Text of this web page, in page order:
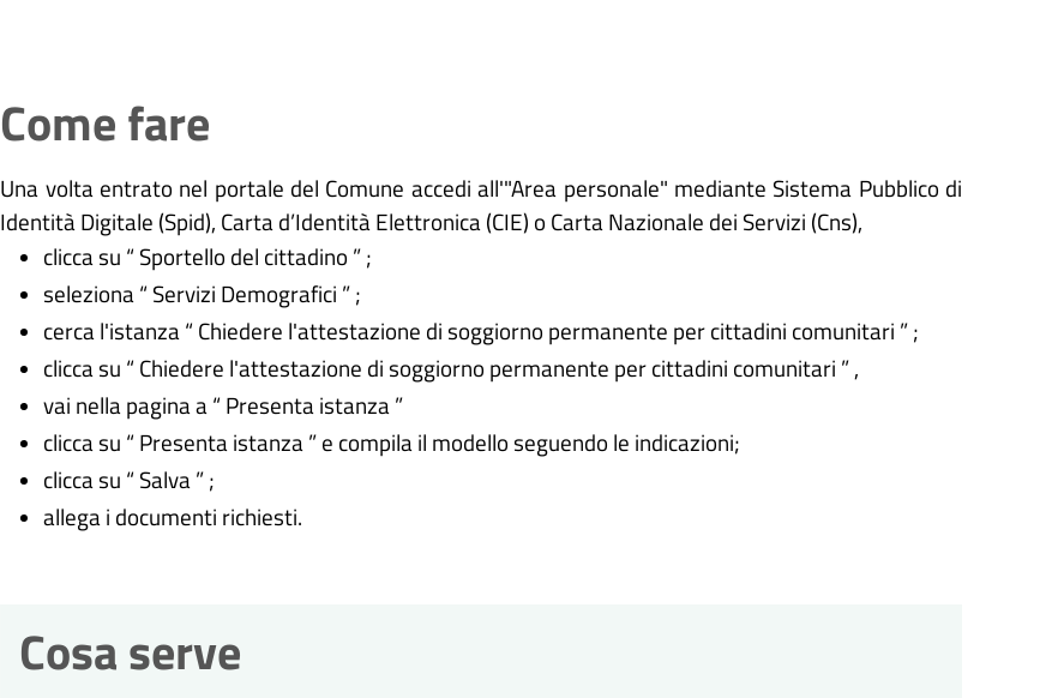
Come fare
Una volta entrato nel portale del Comune accedi all'"Area personale" mediante Sistema Pubblico di
Identità Digitale (Spid), Carta d’Identità Elettronica (CIE) o Carta Nazionale dei Servizi (Cns),
clicca su “ Sportello del cittadino ” ;
seleziona “ Servizi Demografici ” ;
cerca l'istanza “ Chiedere l'attestazione di soggiorno permanente per cittadini comunitari ” ;
clicca su “ Chiedere l'attestazione di soggiorno permanente per cittadini comunitari ” ,
vai nella pagina a “ Presenta istanza ”
clicca su “ Presenta istanza ” e compila il modello seguendo le indicazioni;
clicca su “ Salva ” ;
allega i documenti richiesti.
Cosa serve